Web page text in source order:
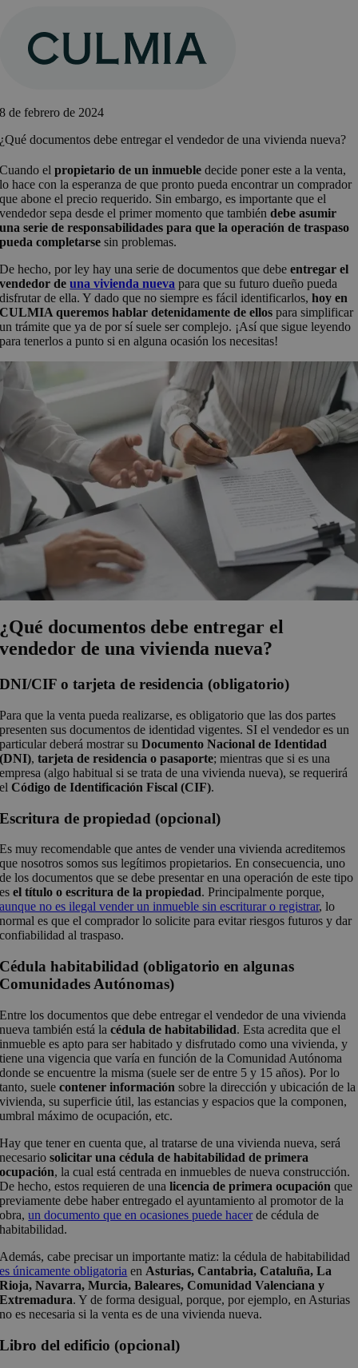
contenido
8 de febrero de 2024
¿Qué documentos debe entregar el vendedor de una vivienda nueva?
Cuando elpropietario de un inmueble decide poner este a la venta,
lo hace con la esperanza de que pronto pueda encontrar un comprador
que abone el precio requerido. Sin embargo, es importante que el
vendedor sepa desde el primer momento que tambiéndebe asumir
una serie de responsabilidades para que la operación de traspaso
pueda completarsesin problemas.
De hecho, por ley hay una serie de documentos que debeentregar el
vendedor deuna vivienda nueva para que su futuro dueño pueda
disfrutar de ella. Y dado que no siempre es fácil identificarlos,hoy en
CULMIA queremos hablar detenidamente de ellospara simplificar
un trámite que ya de por sí suele ser complejo. ¡Así que sigue leyendo
para tenerlos a punto si en alguna ocasión los necesitas!
¿Qué documentos debe entregar el
vendedor de una vivienda nueva?
DNI/CIF o tarjeta de residencia (obligatorio)
Para que la venta pueda realizarse, es obligatorio que las dos partes
presenten sus documentos de identidad vigentes. SI el vendedor es un
particular deberá mostrar suDocumento Nacional de Identidad
(DNI),tarjeta de residencia o pasaporte; mientras que si es una
empresa (algo habitual si se trata de una vivienda nueva), se requerirá
elCódigo de Identificación Fiscal (CIF).
Escritura de propiedad (opcional)
Es muy recomendable que antes de vender una vivienda acreditemos
que nosotros somos sus legítimos propietarios. En consecuencia, uno
de los documentos que se debe presentar en una operación de este tipo
esel título o escritura de la propiedad. Principalmente porque,
aunque no es ilegal vender un inmueble sin escriturar o registrar, lo
normal es que el comprador lo solicite para evitar riesgos futuros y dar
confiabilidad al traspaso.
Cédula habitabilidad (obligatorio en algunas
Comunidades Autónomas)
Entre los documentos que debe entregar el vendedor de una vivienda
nueva también está lacédula de habitabilidad. Esta acredita que el
inmueble es apto para ser habitado y disfrutado como una vivienda, y
tiene una vigencia que varía en función de la Comunidad Autónoma
donde se encuentre la misma (suele ser de entre 5 y 15 años). Por lo
tanto, suelecontener información sobre la dirección y ubicación de la
vivienda, su superficie útil, las estancias y espacios que la componen,
umbral máximo de ocupación, etc.
Hay que tener en cuenta que, al tratarse de una vivienda nueva, será
necesariosolicitar una cédula de habitabilidad de primera
ocupación, la cual está centrada en inmuebles de nueva construcción.
De hecho, estos requieren de unalicencia de primera ocupación que
previamente debe haber entregado el ayuntamiento al promotor de la
obra,un documento que en ocasiones puede hacerde cédula de
habitabilidad.
Además, cabe precisar un importante matiz: la cédula de habitabilidad
es únicamente obligatoria en Asturias, Cantabria, Cataluña, La
Rioja, Navarra, Murcia, Baleares, Comunidad Valenciana y
Extremadura. Y de forma desigual, porque, por ejemplo, en Asturias
no es necesaria si la venta es de una vivienda nueva.
Libro del edificio (opcional)